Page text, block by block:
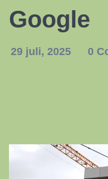
Google
29 juli, 2025 0